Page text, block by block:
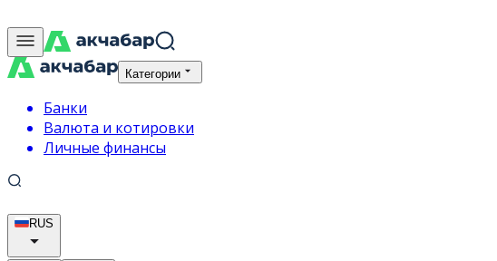
Категории
Банки
Валюта и котировки
Личные финансы
RUS